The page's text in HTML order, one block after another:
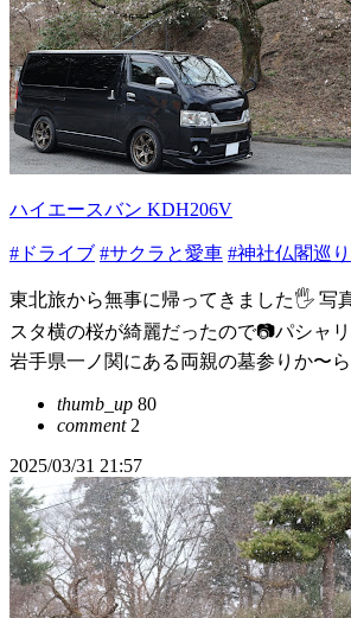
ハイエースバン KDH206V
#ドライブ #サクラと愛車 #神社仏閣巡り
東北旅から無事に帰ってきました🖐️ 写
スタ横の桜が綺麗だったので📷️パシャ
岩手県一ノ関にある両親の墓参りか〜
thumb_up 80
comment2
2025/03/31 21:57